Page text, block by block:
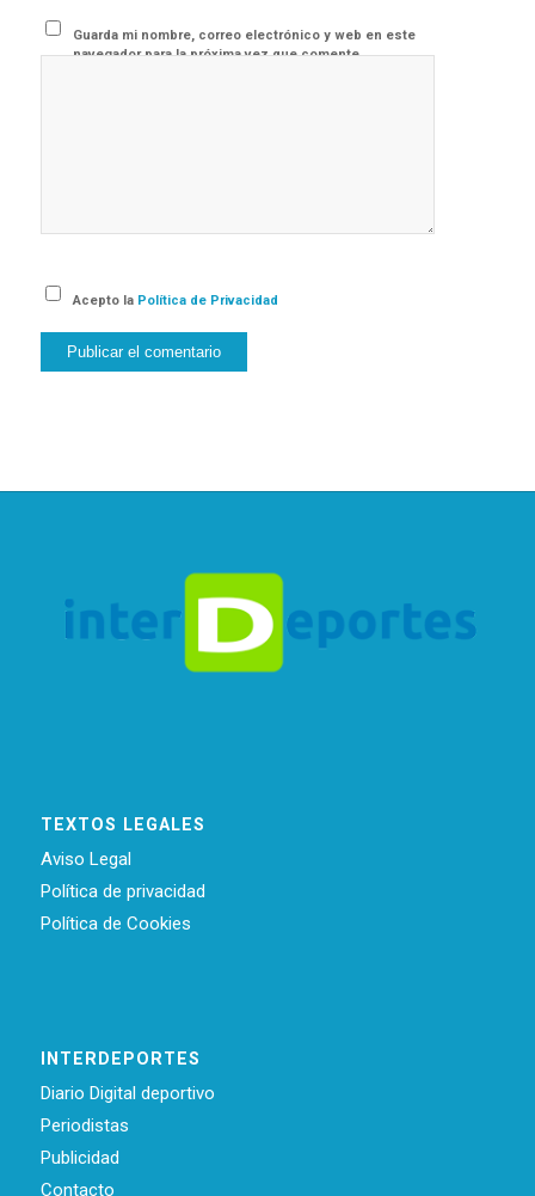
Guarda mi nombre, correo electrónico y web en este
navegador para la próxima vez que comente.
Acepto la Política de Privacidad
TEXTOS LEGALES
Aviso Legal
Política de privacidad
Política de Cookies
INTERDEPORTES
Diario Digital deportivo
Periodistas
Publicidad
Contacto